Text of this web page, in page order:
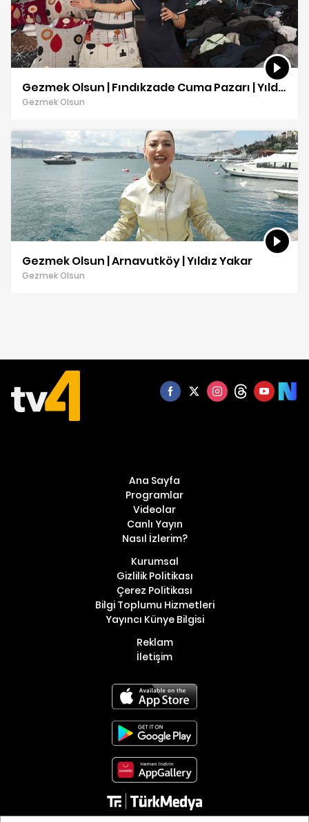
Gezmek Olsun | Fındıkzade Cuma Pazarı | Yıldız Yakar
Gezmek Olsun
Gezmek Olsun | Arnavutköy | Yıldız Yakar
Gezmek Olsun
Ana Sayfa
Programlar
Videolar
Canlı Yayın
Nasıl İzlerim?
Kurumsal
Gizlilik Politikası
Çerez Politikası
Bilgi Toplumu Hizmetleri
Yayıncı Künye Bilgisi
Reklam
İletişim